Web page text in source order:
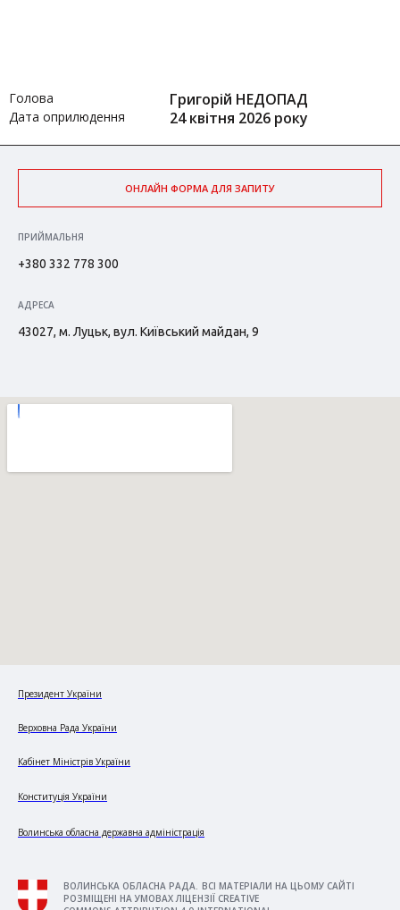
Голова Григорій НЕДОПАД
Дата оприлюдення 24 квітня 2026 року
ОНЛАЙН ФОРМА ДЛЯ ЗАПИТУ
ПРИЙМАЛЬНЯ
+380 332 778 300
АДРЕСА
43027, м. Луцьк, вул. Київський майдан, 9
Президент України
Верховна Рада України
Кабінет Міністрів України
Конституція України
Волинська обласна державна адміністрація
ВОЛИНСЬКА ОБЛАСНА РАДА. ВСІ МАТЕРІАЛИ НА ЦЬОМУ САЙТІ
РОЗМІЩЕНІ НА УМОВАХ ЛІЦЕНЗІЇ CREATIVE